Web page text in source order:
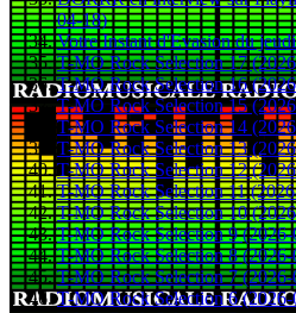
04-18)
Votre Instant d'Evasion du
T-MO Rock Selection 17
T-MO Rock Selection 16
T-MO Rock Selection 15
T-MO Rock Selection 14
T-MO Rock Selection 13
T-MO Rock Selection 12
T-MO Rock Selection 11
T-MO Rock Selection 10
T-MO Rock Selection 9
T-MO Rock Selection 8
T-MO Rock Selection 7
T-MO Rock Selection 6